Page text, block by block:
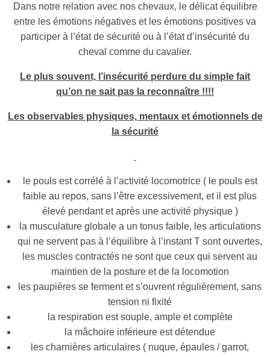
Dans notre relation avec nos chevaux, le délicat équilibre
entre les émotions négatives et les émotions positives va
participer à l’état de sécurité ou à l’état d’insécurité du
cheval comme du cavalier.
Le plus souvent, l’insécurité perdure du simple fait
qu’on ne sait pas la reconnaître !!!!
Les observables physiques, mentaux et émotionnels de
la sécurité
le pouls est corrélé à l’activité locomotrice ( le pouls est
faible au repos, sans l’être excessivement, et il est plus
élevé pendant et après une activité physique )
la musculature globale a un tonus faible, les articulations
qui ne servent pas à l’équilibre à l’instant T sont ouvertes,
les muscles contractés ne sont que ceux qui servent au
maintien de la posture et de la locomotion
les paupières se ferment et s’ouvrent régulièrement, sans
tension ni fixité
la respiration est souple, ample et complète
la mâchoire inférieure est détendue
les charnières articulaires ( nuque, épaules / garrot,